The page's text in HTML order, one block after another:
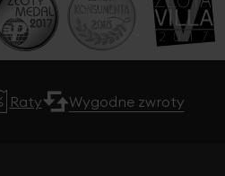
Raty Wygodne zwroty